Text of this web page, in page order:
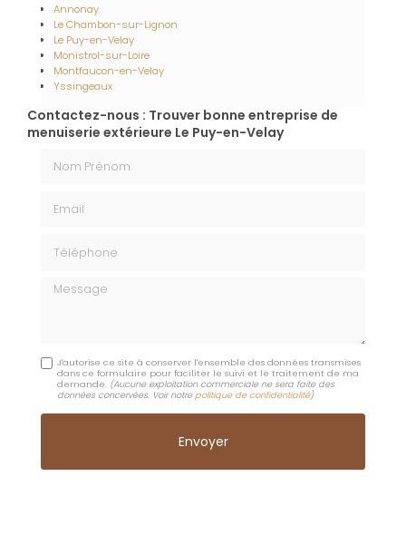
Annonay
Le Chambon-sur-Lignon
Le Puy-en-Velay
Monistrol-sur-Loire
Montfaucon-en-Velay
Yssingeaux
Contactez-nous : Trouver bonne entreprise de
menuiserie extérieure Le Puy-en-Velay
Message
J'autorise ce site à conserver l'ensemble des données transmises
dans ce formulaire pour faciliter le suivi et le traitement de ma
demande. (Aucune exploitation commerciale ne sera faite des
données concervées. Voir notre politique de confidentialité)